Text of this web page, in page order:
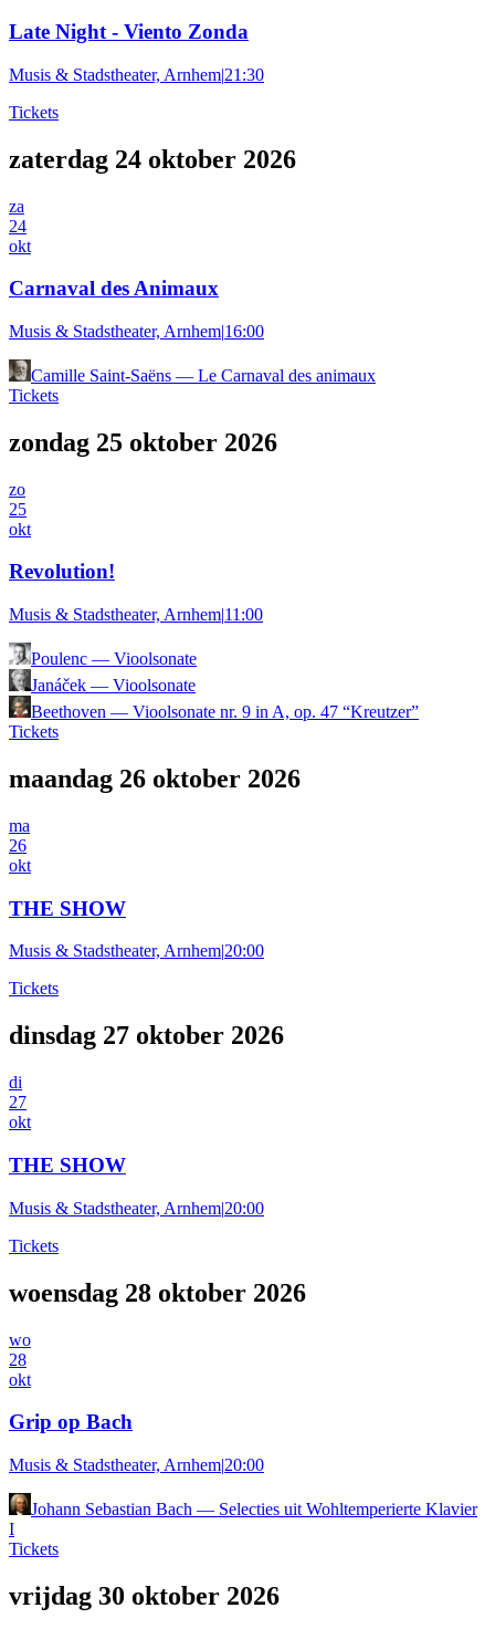
Late Night - Viento Zonda
Musis & Stadstheater, Arnhem|21:30
Tickets
zaterdag 24 oktober 2026
za
24
okt
Carnaval des Animaux
Musis & Stadstheater, Arnhem|16:00
Camille Saint-Saëns — Le Carnaval des animaux
Tickets
zondag 25 oktober 2026
zo
25
okt
Revolution!
Musis & Stadstheater, Arnhem|11:00
Poulenc — Vioolsonate
Janáček — Vioolsonate
Beethoven — Vioolsonate nr. 9 in A, op. 47 “Kreutzer”
Tickets
maandag 26 oktober 2026
ma
26
okt
THE SHOW
Musis & Stadstheater, Arnhem|20:00
Tickets
dinsdag 27 oktober 2026
di
27
okt
THE SHOW
Musis & Stadstheater, Arnhem|20:00
Tickets
woensdag 28 oktober 2026
wo
28
okt
Grip op Bach
Musis & Stadstheater, Arnhem|20:00
Johann Sebastian Bach — Selecties uit Wohltemperierte Klavier
I
Tickets
vrijdag 30 oktober 2026